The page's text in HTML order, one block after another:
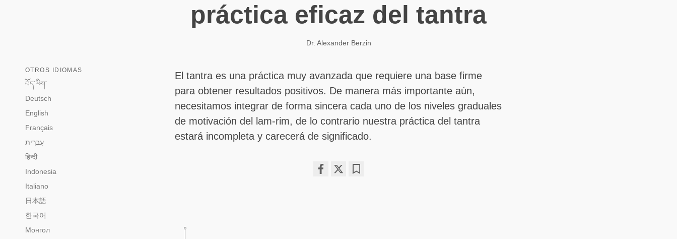
práctica eficaz del tantra
Dr. Alexander Berzin
OTROS IDIOMAS
བོད་ཡིག་
Deutsch
English
Français
हिन्दी
Indonesia
Italiano
日本語
한국어
Монгол
El tantra es una práctica muy avanzada que requiere una base firme
para obtener resultados positivos. De manera más importante aún,
necesitamos integrar de forma sincera cada uno de los niveles graduales
de motivación del lam-rim, de lo contrario nuestra práctica del tantra
estará incompleta y carecerá de significado.